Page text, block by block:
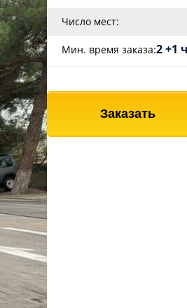
Число мест:
Мин. время заказа:2 +1
Заказать